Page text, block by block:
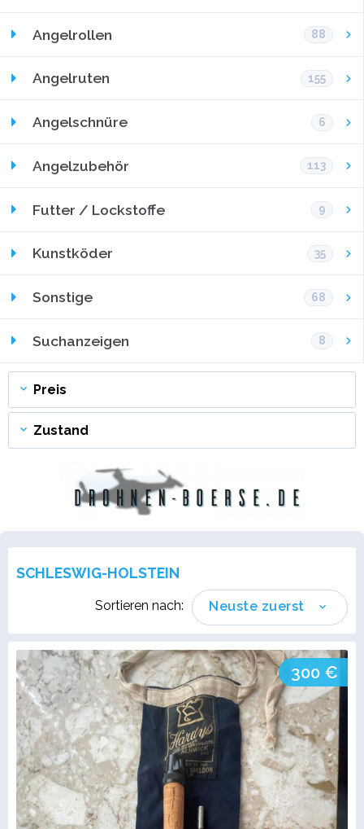
Angelrollen 88
Angelruten 155
Angelschnüre 6
Angelzubehör 113
Futter / Lockstoffe 9
Kunstköder 35
Sonstige 68
Suchanzeigen 8
Preis
Zustand
SCHLESWIG-HOLSTEIN
Neuste zuerst
Sortieren nach:
300 €